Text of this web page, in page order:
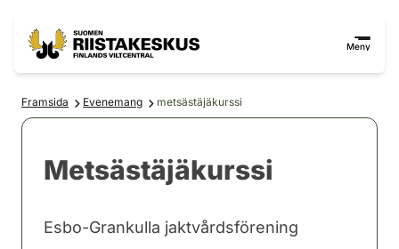
Meny
Framsida Evenemang metsästäjäkurssi
Metsästäjäkurssi
Esbo-Grankulla jaktvårdsförening